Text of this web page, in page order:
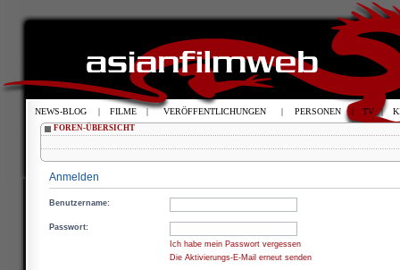
FOREN-ÜBERSICHT
Anmelden
Benutzername:
Passwort:
Ich habe mein Passwort vergessen
Die Aktivierungs-E-Mail erneut senden
NEWS-BLOG | FILME | VERÖFFENTLICHUNGEN | PERSONEN | TV |